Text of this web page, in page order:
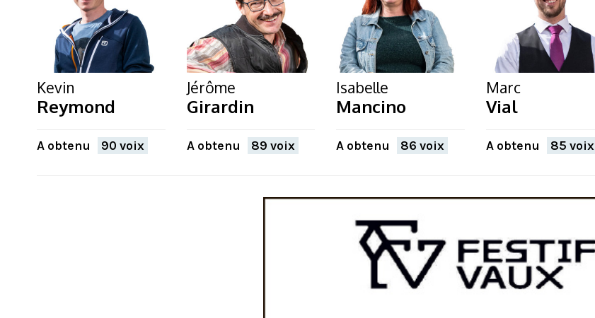
Kevin
Reymond
A obtenu 90 voix
Jérôme
Girardin
A obtenu 89 voix
Isabelle
Mancino
A obtenu 86 voix
Marc
Vial
A obtenu 85 voix